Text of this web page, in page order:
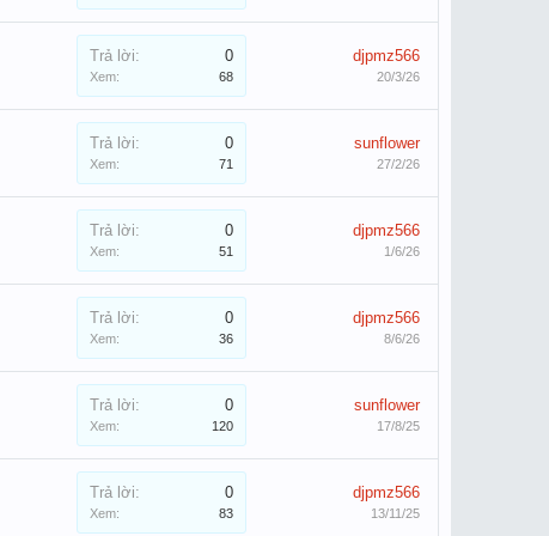
Trả lời: 0
Xem: 68
djpmz566
20/3/26
Trả lời: 0
Xem: 71
sunflower
27/2/26
Trả lời: 0
Xem: 51
djpmz566
1/6/26
Trả lời: 0
Xem: 36
djpmz566
8/6/26
Trả lời: 0
Xem: 120
sunflower
17/8/25
Trả lời: 0
Xem: 83
djpmz566
13/11/25